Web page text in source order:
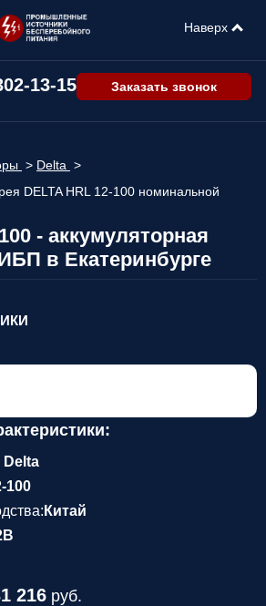
13-15 Заказать звонок
> Delta >
DELTA HRL 12-100 номинальной
- аккумуляторная
в Екатеринбурге
Delta
100
Китай
216 руб.
Наверх